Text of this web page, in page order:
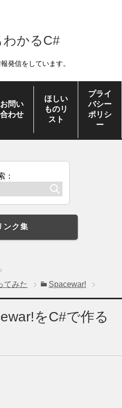
わかるC#
発信をしています。
お問い
合わせ
ほしい
ものリ
スト
プライ
バシー
ポリシ
ー
：
ンク集
てみた
Spacewar!
をC#で作る